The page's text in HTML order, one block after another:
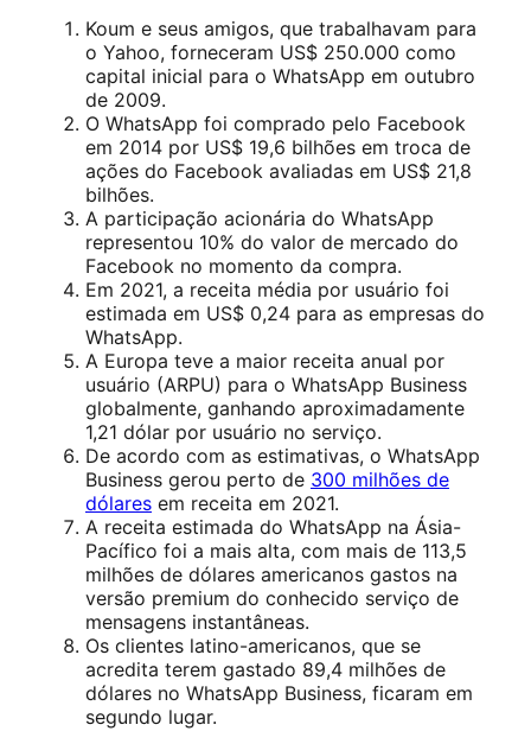
Koum e seus amigos, que trabalhavam para
o Yahoo, forneceram US$ 250.000 como
capital inicial para o WhatsApp em outubro
de 2009.
O WhatsApp foi comprado pelo Facebook
em 2014 por US$ 19,6 bilhões em troca de
ações do Facebook avaliadas em US$ 21,8
bilhões.
A participação acionária do WhatsApp
representou 10% do valor de mercado do
Facebook no momento da compra.
Em 2021, a receita média por usuário foi
estimada em US$ 0,24 para as empresas do
WhatsApp.
A Europa teve a maior receita anual por
usuário (ARPU) para o WhatsApp Business
globalmente, ganhando aproximadamente
1,21 dólar por usuário no serviço.
De acordo com as estimativas, o WhatsApp
Business gerou perto de 300 milhões de
dólares em receita em 2021.
A receita estimada do WhatsApp na Ásia-
Pacífico foi a mais alta, com mais de 113,5
milhões de dólares americanos gastos na
versão premium do conhecido serviço de
mensagens instantâneas.
Os clientes latino-americanos, que se
acredita terem gastado 89,4 milhões de
dólares no WhatsApp Business, ficaram em
segundo lugar.